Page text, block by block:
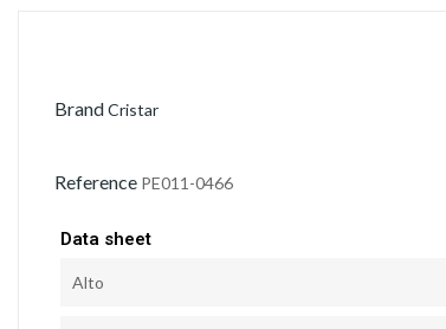
BrandCristar
Reference PE011-0466
Data sheet
Alto